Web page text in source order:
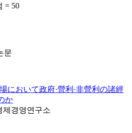
= 50
문
において政府·營利·非營利の諸經
か
제경영연구소